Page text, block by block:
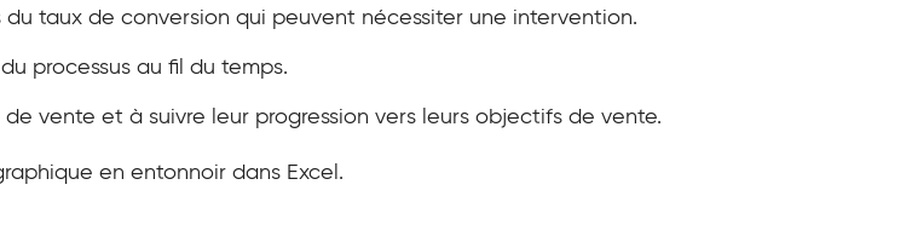
taux de conversion qui peuvent nécessiter une intervention.
processus au fil du temps.
vente et à suivre leur progression vers leurs objectifs de vente.
en entonnoir dans Excel.